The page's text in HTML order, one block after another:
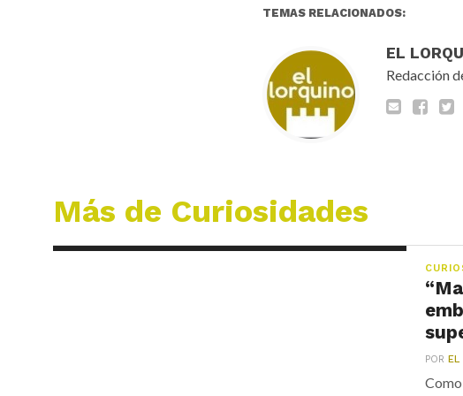
TEMAS RELACIONADOS:
EL
Redacción
Más de Curiosidades
POREL